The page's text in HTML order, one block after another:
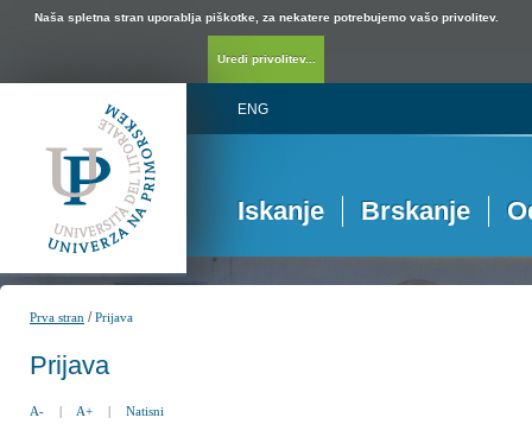
Naša spletna stran uporablja piškotke, za nekatere potrebujemo vašo privolitev.
Uredi privolitev...
ENG
Iskanje Brskanje
Prva stran /Prijava
Prijava
A- | A+ | Natisni